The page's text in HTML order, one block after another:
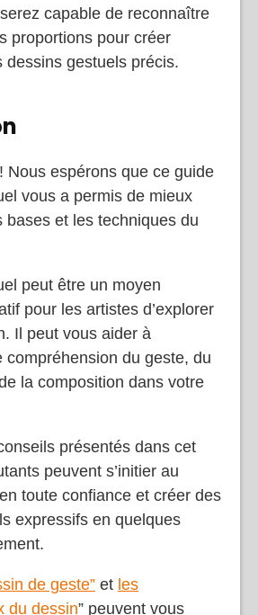
capable de reconnaître
proportions pour créer
dessins gestuels précis.
Nous espérons que ce guide
vous a permis de mieux
bases et les techniques du
peut être un moyen
pour les artistes d’explorer
Il peut vous aider à
compréhension du geste, du
la composition dans votre
présentés dans cet
peuvent s’initier au
toute confiance et créer des
expressifs en quelques
de geste” et les
du dessin” peuvent vous